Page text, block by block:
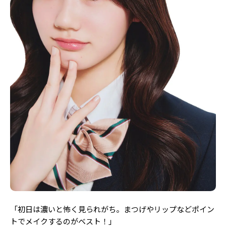
ST member
新規会員登録・ログイン
「初日は濃いと怖く見られがち。まつげやリップなどポイン
トでメイクするのがベスト！」